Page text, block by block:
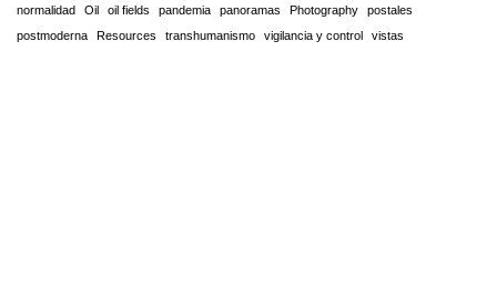
normalidad Oil oil fields pandemia panoramas Photography
postales
postmoderna
Resources transhumanismo vigilancia y control vistas